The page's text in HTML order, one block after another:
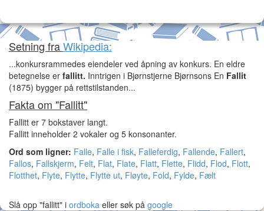
Setning fraWikipedia:
...konkursrammedes eiendeler ved åpning av konkurs. En eldre
betegnelse er fallitt. Inntrigen i Bjørnstjerne Bjørnsons En Fallit
(1875) bygger på rettstilstanden...
Fakta om "Fallitt"
Fallitt er 7 bokstaver langt.
Fallitt inneholder 2 vokaler og 5 konsonanter.
Ord som ligner: Falle, Falle i fisk, Falleferdig, Fallende, Fallert,
Fallos, Fallskjerm, Felt, Flat, Flate, Flatt, Flette, Flidd, Flod, Flott,
Flotthet, Flyte, Flytte, Flytte ut, Fløyte, Fold, Fylde, Fælt
Slå opp "fallitt" i ordboka eller søk på google